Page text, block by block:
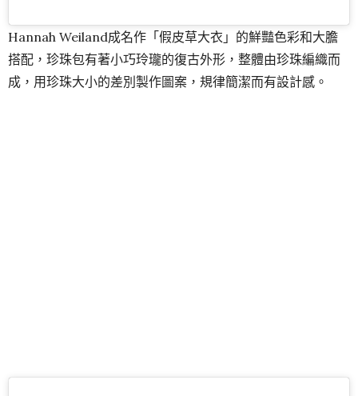
Hannah Weiland成名作「假皮草大衣」的鮮豔色彩和大膽
搭配，珍珠包有著小巧玲瓏的復古外形，整體由珍珠編織而
成，用珍珠大小的差別製作圖案，規律簡潔而有設計感。